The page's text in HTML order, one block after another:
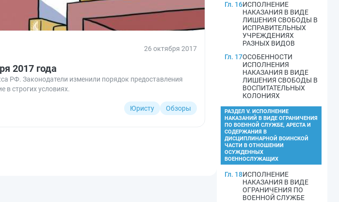
26 октября 2017
2017 года
РФ. Законодатели изменили порядок предоставления
строгих условиях.
Юристу Обзоры
Гл. 16ИСПОЛНЕНИЕ
НАКАЗАНИЯ В ВИДЕ
ЛИШЕНИЯ СВОБОДЫ В
ИСПРАВИТЕЛЬНЫХ
УЧРЕЖДЕНИЯХ
РАЗНЫХ ВИДОВ
Гл. 17ОСОБЕННОСТИ
ИСПОЛНЕНИЯ
НАКАЗАНИЯ В ВИДЕ
ЛИШЕНИЯ СВОБОДЫ В
ВОСПИТАТЕЛЬНЫХ
КОЛОНИЯХ
РАЗДЕЛ V. ИСПОЛНЕНИЕ
НАКАЗАНИЙ В ВИДЕ ОГРАНИЧЕНИЯ
ПО ВОЕННОЙ СЛУЖБЕ, АРЕСТА И
СОДЕРЖАНИЯ В
ДИСЦИПЛИНАРНОЙ ВОИНСКОЙ
ЧАСТИ В ОТНОШЕНИИ
ОСУЖДЕННЫХ
ВОЕННОСЛУЖАЩИХ
Гл. 18ИСПОЛНЕНИЕ
НАКАЗАНИЯ В ВИДЕ
ОГРАНИЧЕНИЯ ПО
ВОЕННОЙ СЛУЖБЕ